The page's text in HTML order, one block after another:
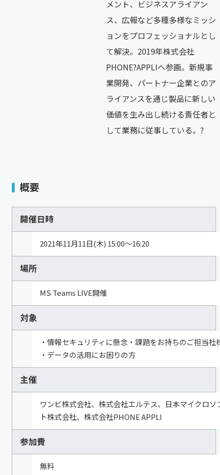
メント、ビジネスアライアン
ス、広報など多種多様なミッシ
ョンをプロフェッショナルとし
て解決。2019年株式会社
PHONE?APPLIへ参画。新規事
業開発、パートナー企業とのア
ライアンスを通じ製品に新しい
価値を生み出し続ける責任者と
して業務に従事している。?
概要
開催日時
2021年11月11日(木) 15:00～16:20
場所
MS Teams LIVE開催
対象
・情報セキュリティに懸念・課題をお持ちのご担当社
・データの活用にお困りの方
主催
ワンビ株式会社、株式会社エルテス、日本マイクロソ
ト株式会社、株式会社PHONE APPLI
参加費
無料